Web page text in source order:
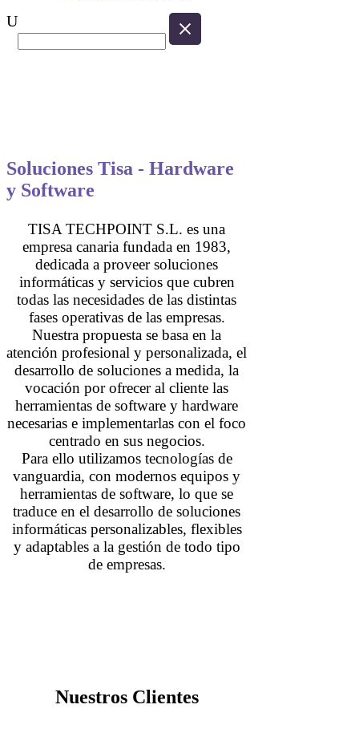
Soluciones Tisa - Hardware
y Software
TISA TECHPOINT S.L. es una
empresa canaria fundada en 1983,
dedicada a proveer soluciones
informáticas y servicios que cubren
todas las necesidades de las distintas
fases operativas de las empresas.
Nuestra propuesta se basa en la
atención profesional y personalizada, el
desarrollo de soluciones a medida, la
vocación por ofrecer al cliente las
herramientas de software y hardware
necesarias e implementarlas con el foco
centrado en sus negocios.
Para ello utilizamos tecnologías de
vanguardia, con modernos equipos y
herramientas de software, lo que se
traduce en el desarrollo de soluciones
informáticas personalizables, flexibles
y adaptables a la gestión de todo tipo
de empresas.
Nuestros Clientes